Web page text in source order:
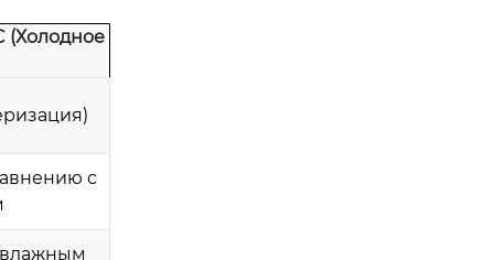
(Холодное
с
влажным